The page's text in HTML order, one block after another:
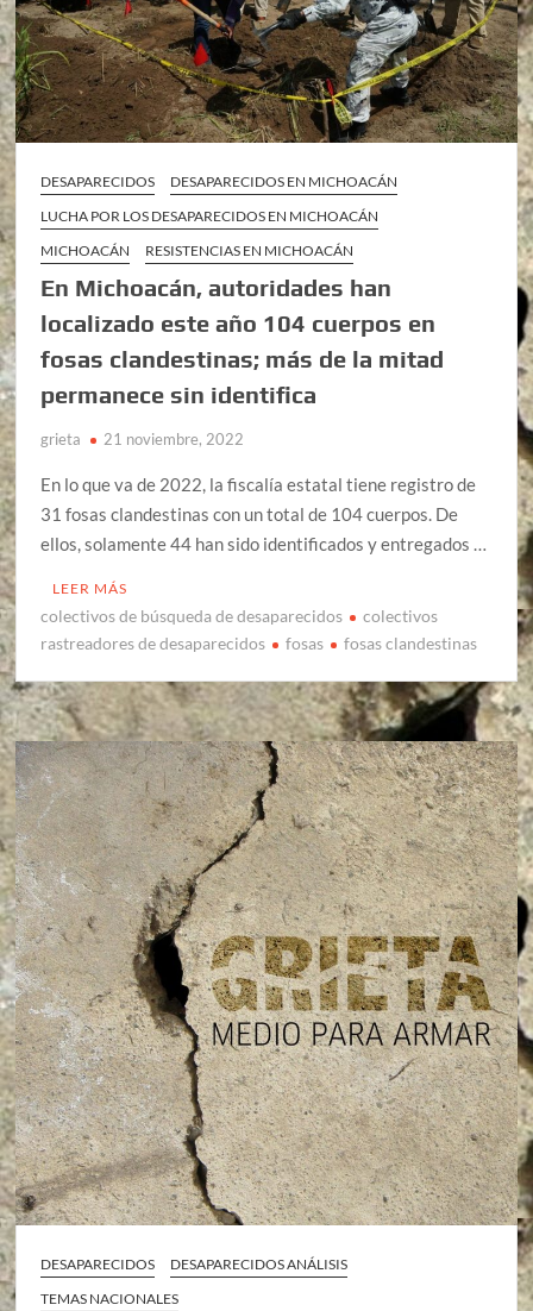
DESAPARECIDOS
DESAPARECIDOS EN MICHOACÁN
LUCHA POR LOS DESAPARECIDOS EN MICHOACÁN
MICHOACÁN
RESISTENCIAS EN MICHOACÁN
En Michoacán, autoridades han
localizado este año 104 cuerpos en
fosas clandestinas; más de la mitad
permanece sin identifica
grieta 21 noviembre, 2022
En lo que va de 2022, la fiscalía estatal tiene registro de
31 fosas clandestinas con un total de 104 cuerpos. De
ellos, solamente 44 han sido identificados y entregados …
LEER MÁS
colectivos de búsqueda de desaparecidos
colectivos
rastreadores de desaparecidos
fosas fosas clandestinas
DESAPARECIDOS
DESAPARECIDOS ANÁLISIS
TEMAS NACIONALES